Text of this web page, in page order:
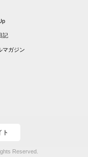
記
マガジン
ト
Reserved.